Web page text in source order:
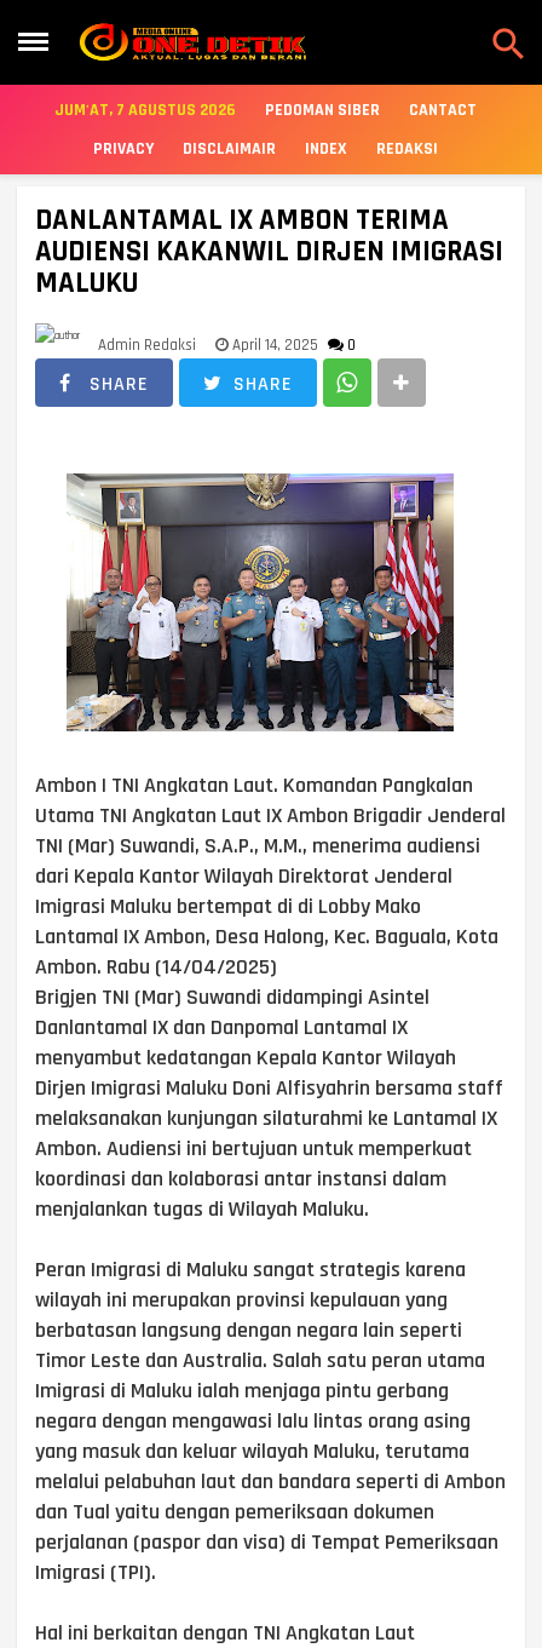

JUM'AT, 7 AGUSTUS 2026 PEDOMAN SIBER
CANTACT
PRIVACY
DISCLAIMAIR INDEX REDAKSI
DANLANTAMAL IX AMBON TERIMA
AUDIENSI KAKANWIL DIRJEN IMIGRASI
MALUKU
Admin Redaksi April 14, 2025 0
SHARE SHARE
Ambon | TNI Angkatan Laut. Komandan Pangkalan
Utama TNI Angkatan Laut IX Ambon Brigadir Jenderal
TNI (Mar) Suwandi, S.A.P., M.M., menerima audiensi
dari Kepala Kantor Wilayah Direktorat Jenderal
Imigrasi Maluku bertempat di di Lobby Mako
Lantamal IX Ambon, Desa Halong, Kec. Baguala, Kota
Ambon. Rabu (14/04/2025)
Brigjen TNI (Mar) Suwandi didampingi Asintel
Danlantamal IX dan Danpomal Lantamal IX
menyambut kedatangan Kepala Kantor Wilayah
Dirjen Imigrasi Maluku Doni Alfisyahrin bersama staff
melaksanakan kunjungan silaturahmi ke Lantamal IX
Ambon. Audiensi ini bertujuan untuk memperkuat
koordinasi dan kolaborasi antar instansi dalam
menjalankan tugas di Wilayah Maluku.
Peran Imigrasi di Maluku sangat strategis karena
wilayah ini merupakan provinsi kepulauan yang
berbatasan langsung dengan negara lain seperti
Timor Leste dan Australia. Salah satu peran utama
Imigrasi di Maluku ialah menjaga pintu gerbang
negara dengan mengawasi lalu lintas orang asing
yang masuk dan keluar wilayah Maluku, terutama
melalui pelabuhan laut dan bandara seperti di Ambon
dan Tual yaitu dengan pemeriksaan dokumen
perjalanan (paspor dan visa) di Tempat Pemeriksaan
Imigrasi (TPI).
Hal ini berkaitan dengan TNI Angkatan Laut